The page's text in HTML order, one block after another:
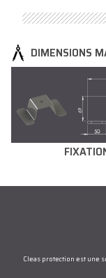
DIMENSIONS
Cleas protection est une